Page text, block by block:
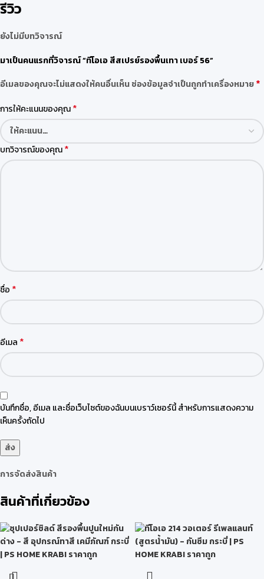
รีวิว
ยังไม่มีบทวิจารณ์
มาเป็นคนแรกที่วิจารณ์ “ทีโอเอ สีสเปรย์รองพื้นเทา เบอร์ 56”
อีเมลของคุณจะไม่แสดงให้คนอื่นเห็นช่องข้อมูลจำเป็นถูกทำเครื่องหมาย*
การให้คะแนนของคุณ*
บทวิจารณ์ของคุณ*
ชื่อ *
อีเมล *
บันทึกชื่อ, อีเมล และชื่อเว็บไซต์ของฉันบนเบราว์เซอร์นี้ สำหรับการแสดงความ
เห็นครั้งถัดไป
การจัดส่งสินค้า
สินค้าที่เกี่ยวข้อง